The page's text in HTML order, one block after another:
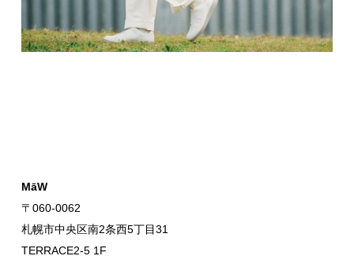
MāW
〒060-0062
札幌市中央区南2条西5丁目31
TERRACE2-5 1F